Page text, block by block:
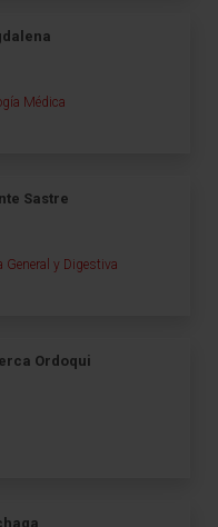
Médica
Sastre
General y Digestiva
Ordoqui